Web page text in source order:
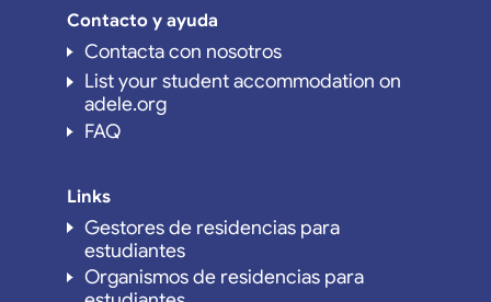
Contacto y ayuda
Contacta con nosotros
List your student accommodation on
adele.org
FAQ
Links
Gestores de residencias para
estudiantes
Organismos de residencias para